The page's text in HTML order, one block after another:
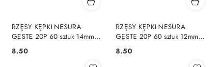
RZĘSY KĘPKI NESURA
GĘSTE 20P 60 sztuk 14mm
SKRĘT C
Cena:
8.50
RZĘSY KĘPKI NESURA
GĘSTE 20P 60 sztuk 12mm
SKRĘT C
Cena:
8.50